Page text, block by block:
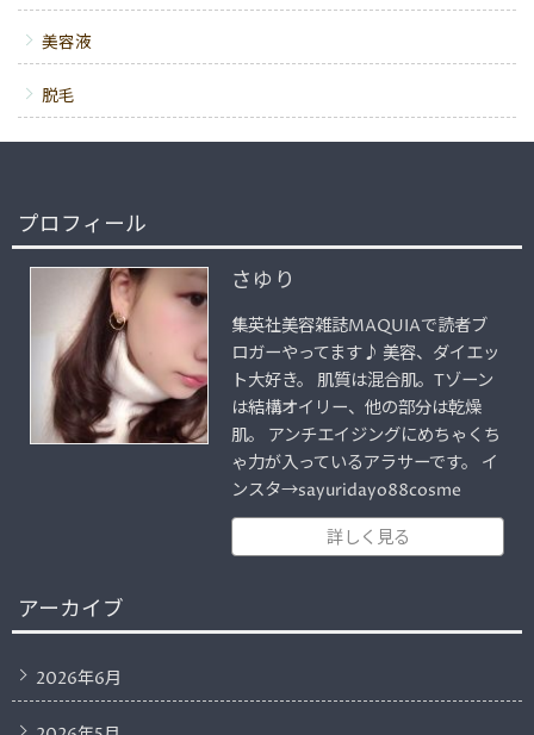
美容液
脱毛
プロフィール
さゆり
集英社美容雑誌MAQUIAで読者ブ
ロガーやってます♪ 美容、ダイエッ
ト大好き。 肌質は混合肌。Tゾーン
は結構オイリー、他の部分は乾燥
肌。 アンチエイジングにめちゃくち
ゃ力が入っているアラサーです。 イ
ンスタ→sayuridayo88cosme
詳しく見る
アーカイブ
2026年6月